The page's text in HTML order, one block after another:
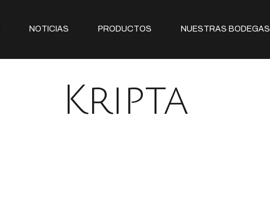
NOTICIAS PRODUCTOS NUESTRAS BODEGAS
Kripta